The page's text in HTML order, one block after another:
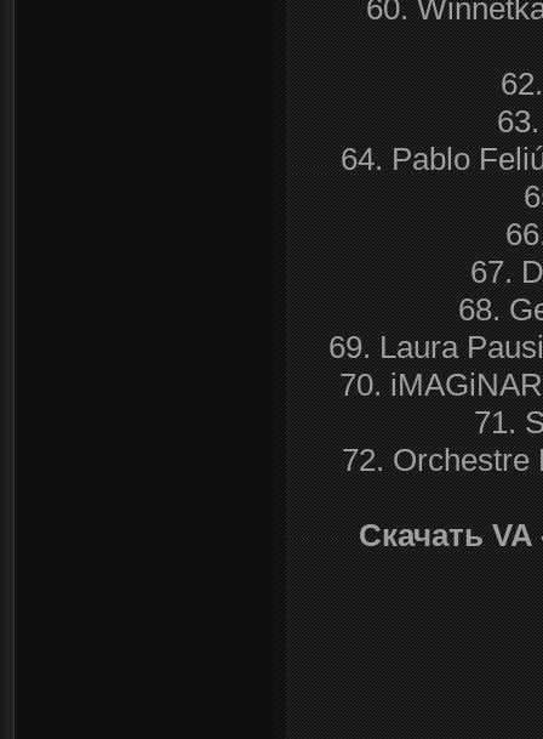
60.
64. Pablo
67.
68.
69. Laura
70.
71.
72. Orchestre
Скачать